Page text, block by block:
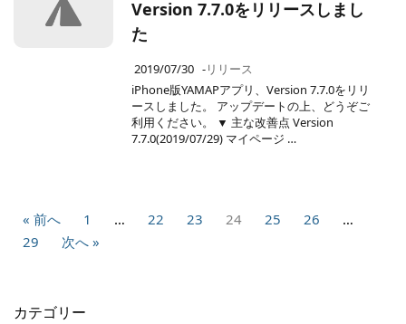
Version 7.7.0をリリースしまし
た
2019/07/30 -リリース
iPhone版YAMAPアプリ、Version 7.7.0をリリ
ースしました。 アップデートの上、どうぞご
利用ください。 ▼ 主な改善点 Version
7.7.0(2019/07/29) マイページ …
« 前へ 1 … 22 23 24 25 26
…
29
次へ »
カテゴリー